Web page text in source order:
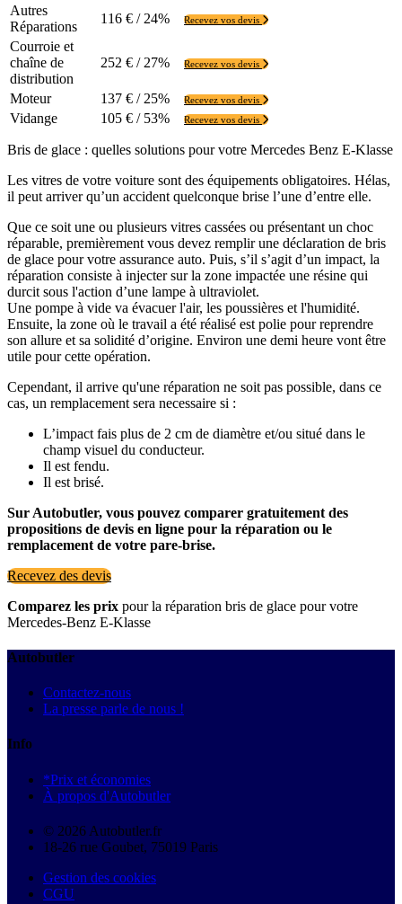
Autres
Réparations
116 € / 24% Recevez vos devis
Courroie et
chaîne de
distribution
252 € / 27% Recevez vos devis
Moteur 137 € / 25% Recevez vos devis
Vidange 105 € / 53% Recevez vos devis
Bris de glace : quelles solutions pour votre Mercedes Benz E-Klasse
Les vitres de votre voiture sont des équipements obligatoires. Hélas,
il peut arriver qu’un accident quelconque brise l’une d’entre elle.
Que ce soit une ou plusieurs vitres cassées ou présentant un choc
réparable, premièrement vous devez remplir une déclaration de bris
de glace pour votre assurance auto. Puis, s’il s’agit d’un impact, la
réparation consiste à injecter sur la zone impactée une résine qui
durcit sous l'action d’une lampe à ultraviolet.
Une pompe à vide va évacuer l'air, les poussières et l'humidité.
Ensuite, la zone où le travail a été réalisé est polie pour reprendre
son allure et sa solidité d’origine. Environ une demi heure vont être
utile pour cette opération.
Cependant, il arrive qu'une réparation ne soit pas possible, dans ce
cas, un remplacement sera necessaire si :
L’impact fais plus de 2 cm de diamètre et/ou situé dans le
champ visuel du conducteur.
Il est fendu.
Il est brisé.
Sur Autobutler, vous pouvez comparer gratuitement des
propositions de devis en ligne pour la réparation ou le
remplacement de votre pare-brise.
Recevez des devis
Comparez les prix pour la réparation bris de glace pour votre
Mercedes-Benz E-Klasse
Autobutler
Contactez-nous
La presse parle de nous !
Info
*Prix et économies
À propos d'Autobutler
© 2026 Autobutler.fr
18-26 rue Goubet, 75019 Paris
Gestion des cookies
CGU